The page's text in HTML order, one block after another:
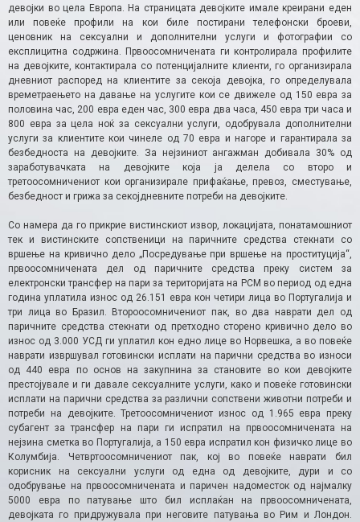
девојки во цела Европа. На страницата девојките имале креирани еден
или повеќе профили на кои биле постирани телефонски броеви,
ценовник на сексуални и дополнителни услуги и фотографии со
експлицитна содржина. Првоосомничената ги контролирала профилите
на девојките, контактирала со потенцијалните клиенти, го организирала
дневниот распоред на клиентите за секоја девојка, го определувала
времетраењето на давање на услугите кои се движеле од 150 евра за
половина час, 200 евра еден час, 300 евра два часа, 450 евра три часа и
800 евра за цела ноќ за сексуални услуги, одобрувала дополнителни
услуги за клиентите кои чинеле од 70 евра и нагоре и гарантирала за
безбедноста на девојките. За нејзиниот ангажман добивала 30% од
заработувачката на девојките која ја делела со второ и
третоосомничениот кои организирале прифаќање, превоз, сместување,
безбедност и грижа за секојдневните потреби на девојките.
Со намера да го прикрие вистинскиот извор, локацијата, понатамошниот
тек и вистинските сопственици на паричните средства стекнати со
вршење на кривично дело „Посредување при вршење на проституција“,
првоосомничената дел од паричните средства преку систем за
електронски трансфер на пари за територијата на РСМ во период од една
година уплатила износ од 26.151 евра кон четири лица во Португалија и
три лица во Бразил. Второосомничениот пак, во два наврати дел од
паричните средства стекнати од претходно сторено кривично дело во
износ од 3.000 УСД ги уплатил кон едно лице во Норвешка, а во повеќе
наврати извршувал готовински исплати на парични средства во износи
од 440 евра по основ на закупнина за становите во кои девојките
престојувале и ги давале сексуалните услуги, како и повеќе готовински
исплати на парични средства за различни сопствени животни потреби и
потреби на девојките. Третоосомничениот износ од 1.965 евра преку
субагент за трансфер на пари ги испратил на првоосомничената на
нејзина сметка во Португалија, а 150 евра испратил кон физичко лице во
Колумбија. Четвртоосомничениот пак, кој во повеќе наврати бил
корисник на сексуални услуги од една од девојките, дури и со
одобрување на првоосомничената и паричен надоместок од најмалку
5000 евра по патување што бил исплаќан на првоосомничената,
девојката го придружувала при неговите патувања во Рим и Лондон.